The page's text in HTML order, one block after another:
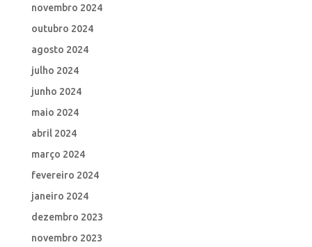
novembro 2024
outubro 2024
agosto 2024
julho 2024
junho 2024
maio 2024
abril 2024
março 2024
fevereiro 2024
janeiro 2024
dezembro 2023
novembro 2023